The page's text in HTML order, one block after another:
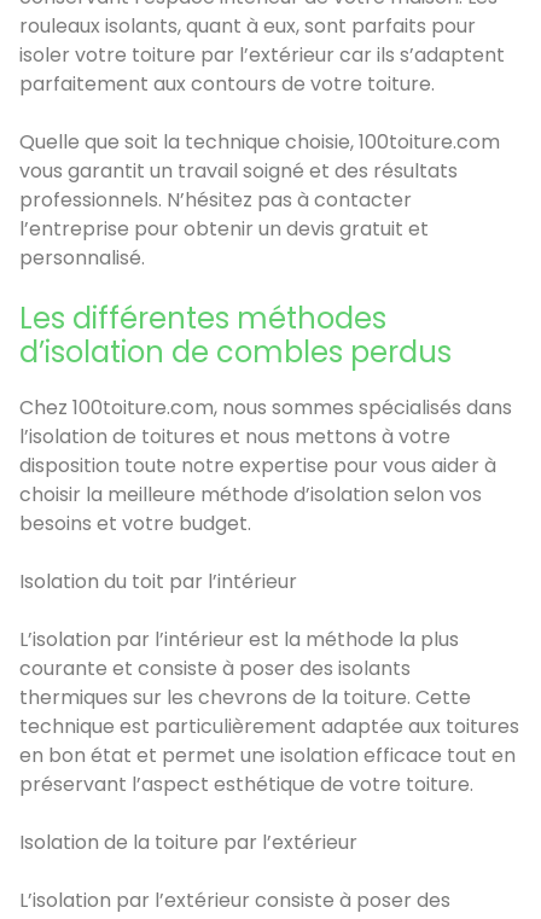
rouleaux isolants, quant à eux, sont parfaits pour
isoler votre toiture par l’extérieur car ils s’adaptent
parfaitement aux contours de votre toiture.
Quelle que soit la technique choisie, 100toiture.com
vous garantit un travail soigné et des résultats
professionnels. N’hésitez pas à contacter
l’entreprise pour obtenir un devis gratuit et
personnalisé.
Les différentes méthodes
d’isolation de combles perdus
Chez 100toiture.com, nous sommes spécialisés dans
l’isolation de toitures et nous mettons à votre
disposition toute notre expertise pour vous aider à
choisir la meilleure méthode d’isolation selon vos
besoins et votre budget.
Isolation du toit par l’intérieur
L’isolation par l’intérieur est la méthode la plus
courante et consiste à poser des isolants
thermiques sur les chevrons de la toiture. Cette
technique est particulièrement adaptée aux toitures
en bon état et permet une isolation efficace tout en
préservant l’aspect esthétique de votre toiture.
Isolation de la toiture par l’extérieur
L’isolation par l’extérieur consiste à poser des